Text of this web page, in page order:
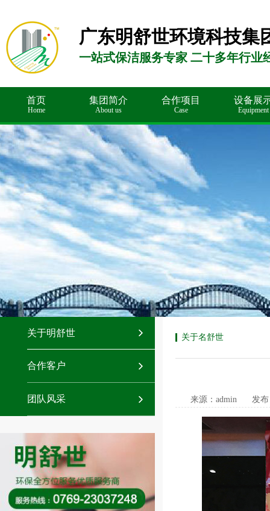
广东明舒世环境科技集
一站式保洁服务专家 二十多年行业
首页
Home
集团简介
About us
合作项目
Case
设备展
Equipment
关于明舒世
合作客户
团队风采
关于名舒世
来源：admin 发布